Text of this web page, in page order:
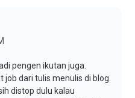
pengen ikutan juga.
job dari tulis menulis di blog.
distop dulu kalau